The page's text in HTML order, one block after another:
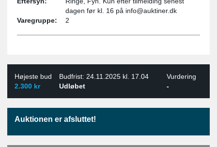
dagen før kl. 16 på info@auktiner.dk
Varegruppe:
2
Højeste bud Budfrist: 24.11.2025 kl. 17.04
Vurdering
2.300 kr
Udløbet -
Auktionen er afsluttet!